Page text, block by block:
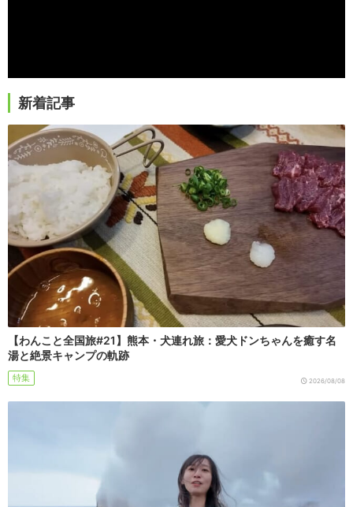
新着記事
【わんこと全国旅#21】熊本・犬連れ旅：愛犬ドンちゃんを癒す名
湯と絶景キャンプの軌跡
特集 2026/08/08